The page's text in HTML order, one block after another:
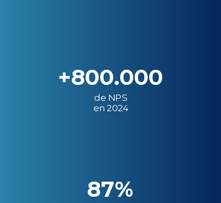
+800.000
de NPS
en 2024
87%